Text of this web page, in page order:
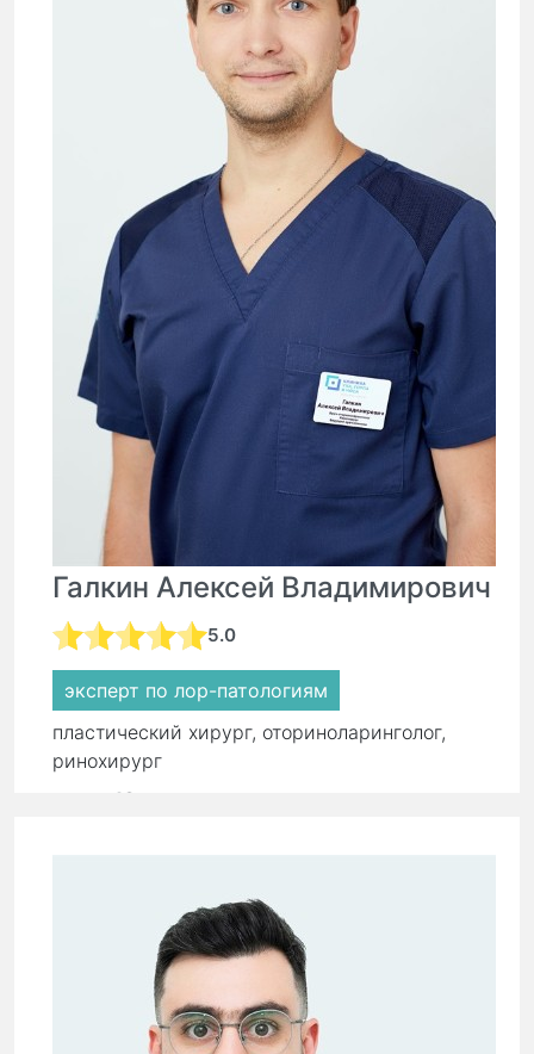
Галкин Алексей Владимирович
5.0
эксперт по лор-патологиям
пластический хирург, оториноларинголог,
ринохирург
18 лет